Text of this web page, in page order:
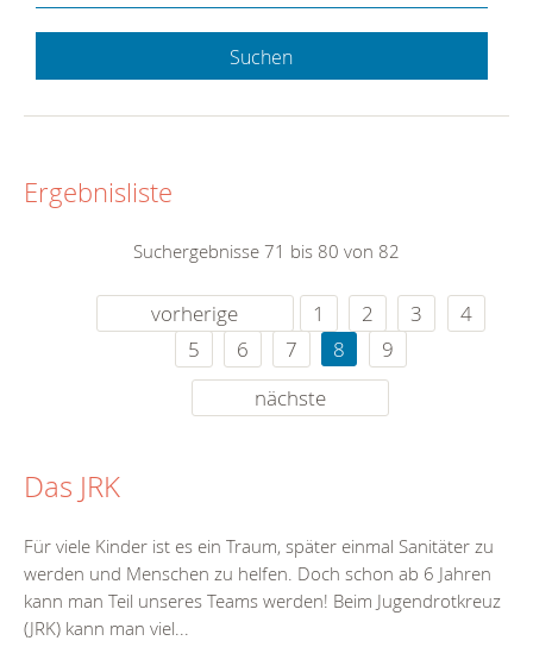
Suchen
Ergebnisliste
Suchergebnisse 71 bis 80 von 82
vorherige 1 2 3
4
5
6 7 8
9
nächste
Das JRK
Für viele Kinder ist es ein Traum, später einmal Sanitäter zu
werden und Menschen zu helfen. Doch schon ab 6 Jahren
kann man Teil unseres Teams werden! Beim Jugendrotkreuz
(JRK) kann man viel...